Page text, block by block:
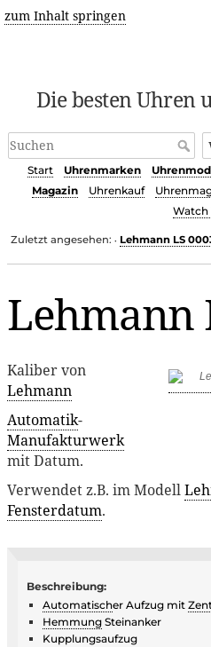
zum Inhalt springen
Die besten Uhren
Start Uhrenmarken
Magazin
Uhrenkauf
Watch
Zuletzt angesehen: • Lehmann LS
Lehmann
Kaliber von
Lehmann
Automatik-
Manufakturwerk
mit Datum.
Verwendet z.B. im Modell
Fensterdatum.
Beschreibung:
Automatischer Aufzug mit
Hemmung Steinanker
Kupplungsaufzug